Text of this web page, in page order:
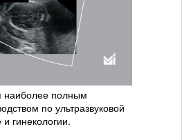
наиболее полным
по ультразвуковой
гинекологии.